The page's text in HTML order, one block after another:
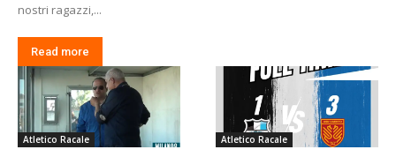
nostri ragazzi,...
Read more
Atletico Racale Atletico Racale